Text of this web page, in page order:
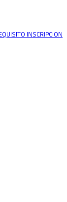
INSCRIPCION